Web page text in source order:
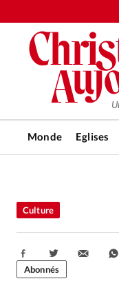
Monde Eglises
RUBRIQUES
Tous les
Actualité
Culture
Partager:
Abonnés